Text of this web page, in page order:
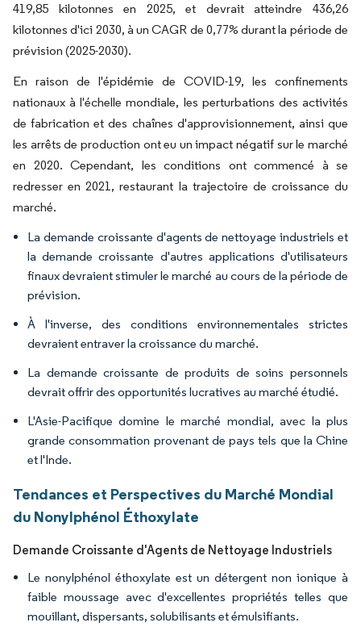
419,85 kilotonnes en 2025, et devrait atteindre 436,26
kilotonnes d'ici 2030, à un CAGR de 0,77% durant la période de
prévision (2025-2030).
En raison de l'épidémie de COVID-19, les confinements
nationaux à l'échelle mondiale, les perturbations des activités
de fabrication et des chaînes d'approvisionnement, ainsi que
les arrêts de production ont eu un impact négatif sur le marché
en 2020. Cependant, les conditions ont commencé à se
redresser en 2021, restaurant la trajectoire de croissance du
marché.
La demande croissante d'agents de nettoyage industriels et
la demande croissante d'autres applications d'utilisateurs
finaux devraient stimuler le marché au cours de la période de
prévision.
À l'inverse, des conditions environnementales strictes
devraient entraver la croissance du marché.
La demande croissante de produits de soins personnels
devrait offrir des opportunités lucratives au marché étudié.
L'Asie-Pacifique domine le marché mondial, avec la plus
grande consommation provenant de pays tels que la Chine
et l'Inde.
Tendances et Perspectives du Marché Mondial
du Nonylphénol Éthoxylate
Demande Croissante d'Agents de Nettoyage Industriels
Le nonylphénol éthoxylate est un détergent non ionique à
faible moussage avec d'excellentes propriétés telles que
mouillant, dispersants, solubilisants et émulsifiants.